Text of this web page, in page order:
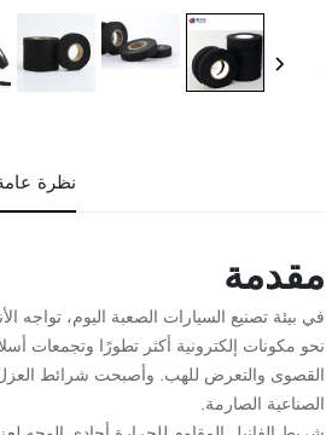
نظرة
مقدمة
في بيئة تصنيع السيارات الصعبة اليوم،
نحو مكونات إلكترونية أكثر تطورًا وتجمعات
القصوى والتعرض للهب. وأصبحت شرائط العزل
الصناعية الصارمة.